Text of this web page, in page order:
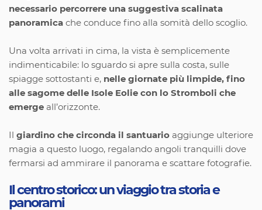
necessario percorrere una suggestiva scalinata
panoramica che conduce fino alla somità dello scoglio.
Una volta arrivati in cima, la vista è semplicemente
indimenticabile: lo sguardo si apre sulla costa, sulle
spiagge sottostanti e, nelle giornate più limpide, fino
alle sagome delle Isole Eolie con lo Stromboli che
emerge all’orizzonte.
giardino che circonda il santuario aggiunge ulteriore
magia a questo luogo, regalando angoli tranquilli dove
fermarsi ad ammirare il panorama e scattare fotografie.
Il centro storico: un viaggio tra storia e
panorami